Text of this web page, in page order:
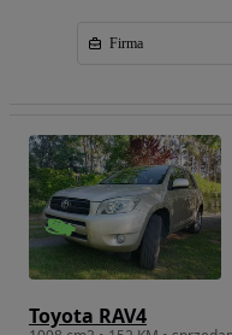
Firma
Toyota RAV4